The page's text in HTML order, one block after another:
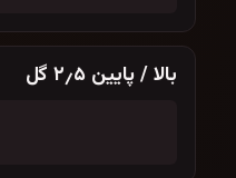
بالا / پایین ۲٫۵ گل